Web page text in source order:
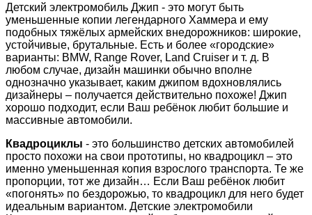
Детский электромобиль Джип - это могут быть
уменьшенные копии легендарного Хаммера и ему
подобных тяжёлых армейских внедорожников: широкие,
устойчивые, брутальные. Есть и более «городские»
варианты: BMW, Range Rover, Land Cruiser и т. д. В
любом случае, дизайн машинки обычно вполне
однозначно указывает, каким джипом вдохновлялись
дизайнеры – получается действительно похоже! Джип
хорошо подходит, если Ваш ребёнок любит большие и
массивные автомобили.
Квадроциклы - это большинство детских автомобилей
просто похожи на свои прототипы, но квадроцикл – это
именно уменьшенная копия взрослого транспорта. Те же
пропорции, тот же дизайн… Если Ваш ребёнок любит
«погонять» по бездорожью, то квадроцикл для него будет
идеальным вариантом. Детские электромобили